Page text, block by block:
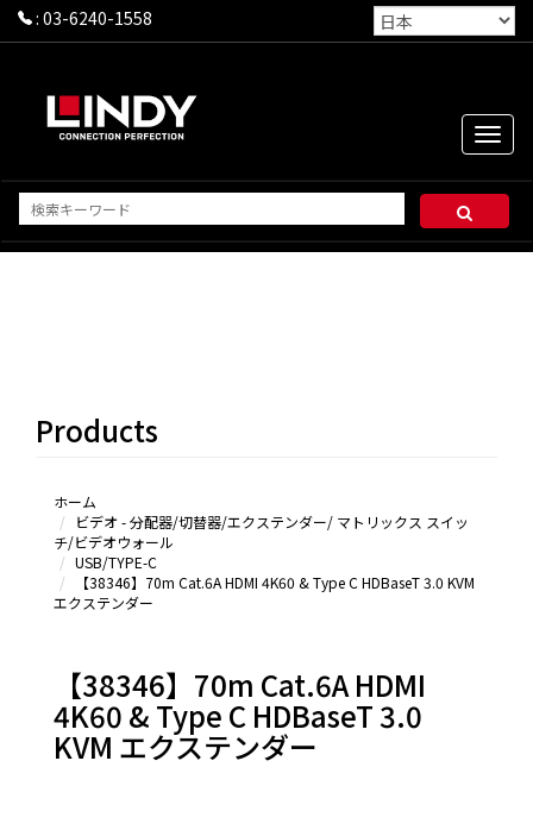
: 03-6240-1558
Toggle
KVM
Products
ホーム
ビデオ - 分配器/切替器/エクステンダー/ マトリックス スイッ
チ/ビデオウォール
USB/TYPE-C
【38346】70m Cat.6A HDMI 4K60 & Type C HDBaseT 3.0 KVM
エクステンダー
【38346】70m Cat.6A HDMI
4K60 & Type C HDBaseT 3.0
KVM エクステンダー